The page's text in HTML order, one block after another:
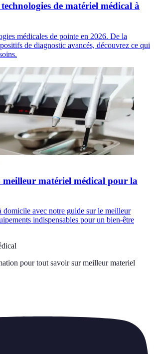
de matériel médical à
médicales de pointe en 2026. De la
de diagnostic avancés, découvrez ce qui
meilleur matériel médical pour la
domicile avec notre guide sur le meilleur
indispensables pour un bien-être
pour tout savoir sur meilleur materiel